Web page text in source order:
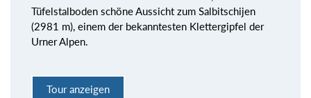
Tüfelstalboden schöne Aussicht zum Salbitschijen
(2981 m), einem der bekanntesten Klettergipfel der
Urner Alpen.
Tour anzeigen